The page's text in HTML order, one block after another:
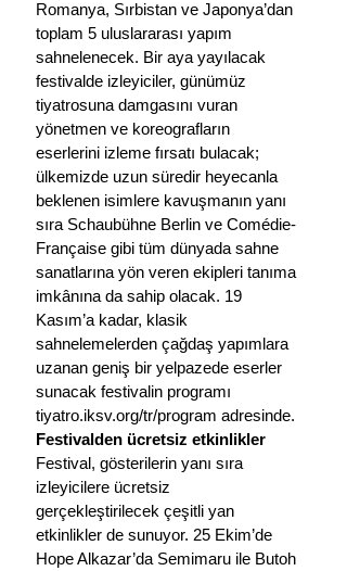
Romanya, Sırbistan ve Japonya’dan
toplam 5 uluslararası yapım
sahnelenecek. Bir aya yayılacak
festivalde izleyiciler, günümüz
tiyatrosuna damgasını vuran
yönetmen ve koreografların
eserlerini izleme fırsatı bulacak;
ülkemizde uzun süredir heyecanla
beklenen isimlere kavuşmanın yanı
sıra Schaubühne Berlin ve Comédie-
Française gibi tüm dünyada sahne
sanatlarına yön veren ekipleri tanıma
imkânına da sahip olacak. 19
Kasım’a kadar, klasik
sahnelemelerden çağdaş yapımlara
uzanan geniş bir yelpazede eserler
sunacak festivalin programı
tiyatro.iksv.org/tr/program adresinde.
Festivalden ücretsiz etkinlikler
Festival, gösterilerin yanı sıra
izleyicilere ücretsiz
gerçekleştirilecek çeşitli yan
etkinlikler de sunuyor. 25 Ekim’de
Hope Alkazar’da Semimaru ile Butoh